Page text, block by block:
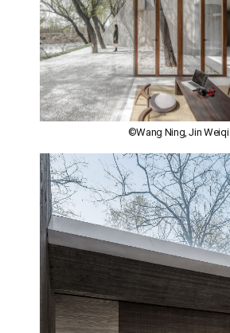
©Wang Ning, Jin Weiqi